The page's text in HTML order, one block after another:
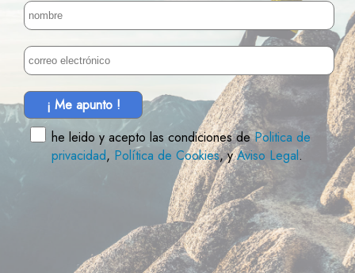
¡ Me apunto !
he leido y acepto las condiciones dePolitica de
privacidad, Política de Cookies, yAviso Legal.